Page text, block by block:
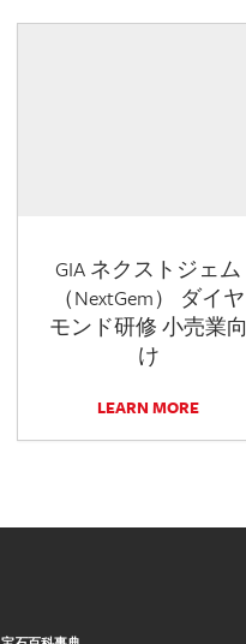
GIA ネクストジェム
（NextGem） ダイヤ
モンド研修 小売業向
け
LEARN MORE